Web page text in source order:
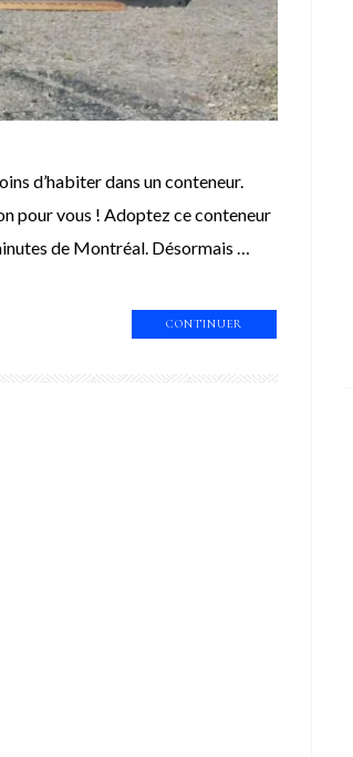
d’habiter dans un conteneur.
pour vous ! Adoptez ce conteneur
de Montréal. Désormais …
CONTINUER